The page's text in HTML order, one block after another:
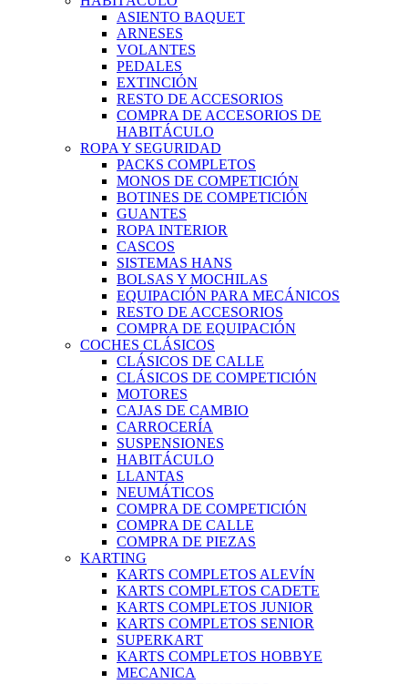
ASIENTO BAQUET
ARNESES
VOLANTES
PEDALES
EXTINCIÓN
RESTO DE ACCESORIOS
COMPRA DE ACCESORIOS DE
HABITÁCULO
ROPA Y SEGURIDAD
PACKS COMPLETOS
MONOS DE COMPETICIÓN
BOTINES DE COMPETICIÓN
GUANTES
ROPA INTERIOR
CASCOS
SISTEMAS HANS
BOLSAS Y MOCHILAS
EQUIPACIÓN PARA MECÁNICOS
RESTO DE ACCESORIOS
COMPRA DE EQUIPACIÓN
COCHES CLÁSICOS
CLÁSICOS DE CALLE
CLÁSICOS DE COMPETICIÓN
MOTORES
CAJAS DE CAMBIO
CARROCERÍA
SUSPENSIONES
HABITÁCULO
LLANTAS
NEUMÁTICOS
COMPRA DE COMPETICIÓN
COMPRA DE CALLE
COMPRA DE PIEZAS
KARTING
KARTS COMPLETOS ALEVÍN
KARTS COMPLETOS CADETE
KARTS COMPLETOS JUNIOR
KARTS COMPLETOS SENIOR
SUPERKART
KARTS COMPLETOS HOBBYE
MECANICA